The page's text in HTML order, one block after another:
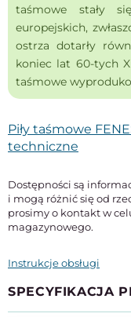
taśmowe stały
europejskich,
ostrza dotarły
koniec lat 60-tych
taśmowe
Piły taśmowe
techniczne
Dostępności są
i mogą różnić się od
prosimy o kontakt w
magazynowego.
Instrukcje obsługi
SPECYFIKACJA